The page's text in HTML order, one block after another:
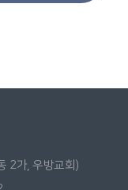
2가, 우방교회)